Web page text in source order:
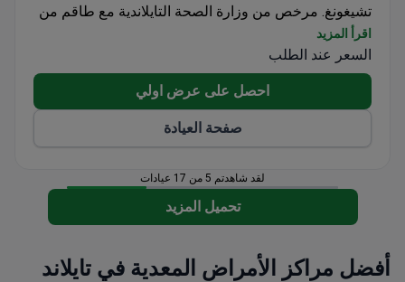
تشيغونغ. مرخص من وزارة الصحة التايلاندية مع طاقم من
الأطباء والممرضين.
يشمل الفحص الصحي عند الوصول مسح الجسم
Oberon، وتقييم Aura Bio-electrographic، وتشخيص
إزالة سموم ليمفاوية مخصصة باستخدام جهاز التأين
Lymph-Star وخيارات العلاج المائي للقولون المفتوح/
المغلق.
تبدأ الباقات المخصصة لعدة أيام بفحص عام من قبل
أطباء الطب التجانسي، والطب الصيني التقليدي،
اقرأ المزيد
السعر عند الطلب
احصل على عرض اولي
صفحة العيادة
لقد شاهدتم 5 من 17 عيادات
تحميل المزيد
أفضل مراكز الأمراض المعدية في تايلاند